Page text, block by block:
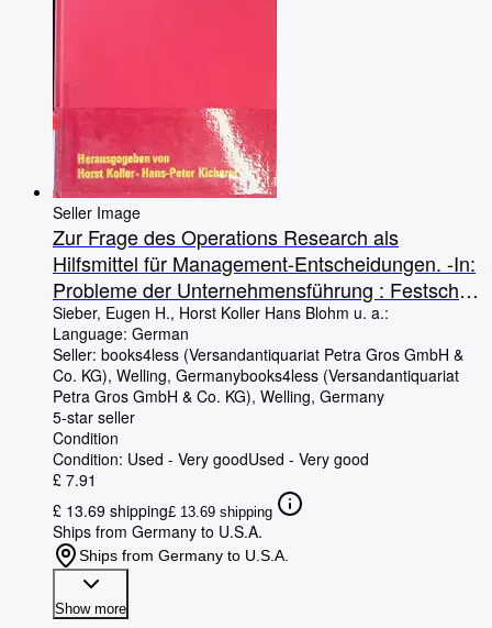
Seller Image
Zur Frage des Operations Research als
Hilfsmittel für Management-Entscheidungen. -In:
Probleme der Unternehmensführung : Festschrift
z. 70. Geburtstag von Eugen Hermann Sieber.
Sieber, Eugen H., Horst Koller Hans Blohm u. a.:
Language: German
Seller: books4less (Versandantiquariat Petra Gros GmbH &
Co. KG), Welling, Germanybooks4less (Versandantiquariat
Petra Gros GmbH & Co. KG), Welling, Germany
5-star seller
Condition
Condition: Used - Very goodUsed - Very good
£ 7.91
£ 13.69 shipping£ 13.69 shipping
Ships from Germany to U.S.A.
Ships from Germany to U.S.A.
Show more